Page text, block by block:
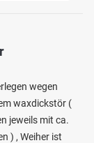
wegen
waxdickstör (
jeweils mit ca.
) , Weiher ist